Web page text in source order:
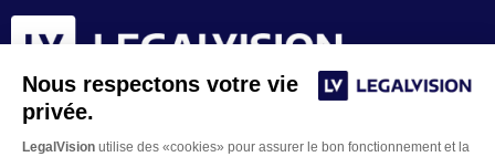
Nous respectons votre vie
privée.
LegalVision utilise des «cookies» pour assurer le bon fonctionnement et la